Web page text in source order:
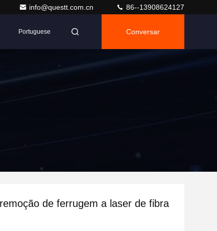
info@questt.com.cn 86--13908624127
Portuguese Conversar
de ferrugem a laser de fibra